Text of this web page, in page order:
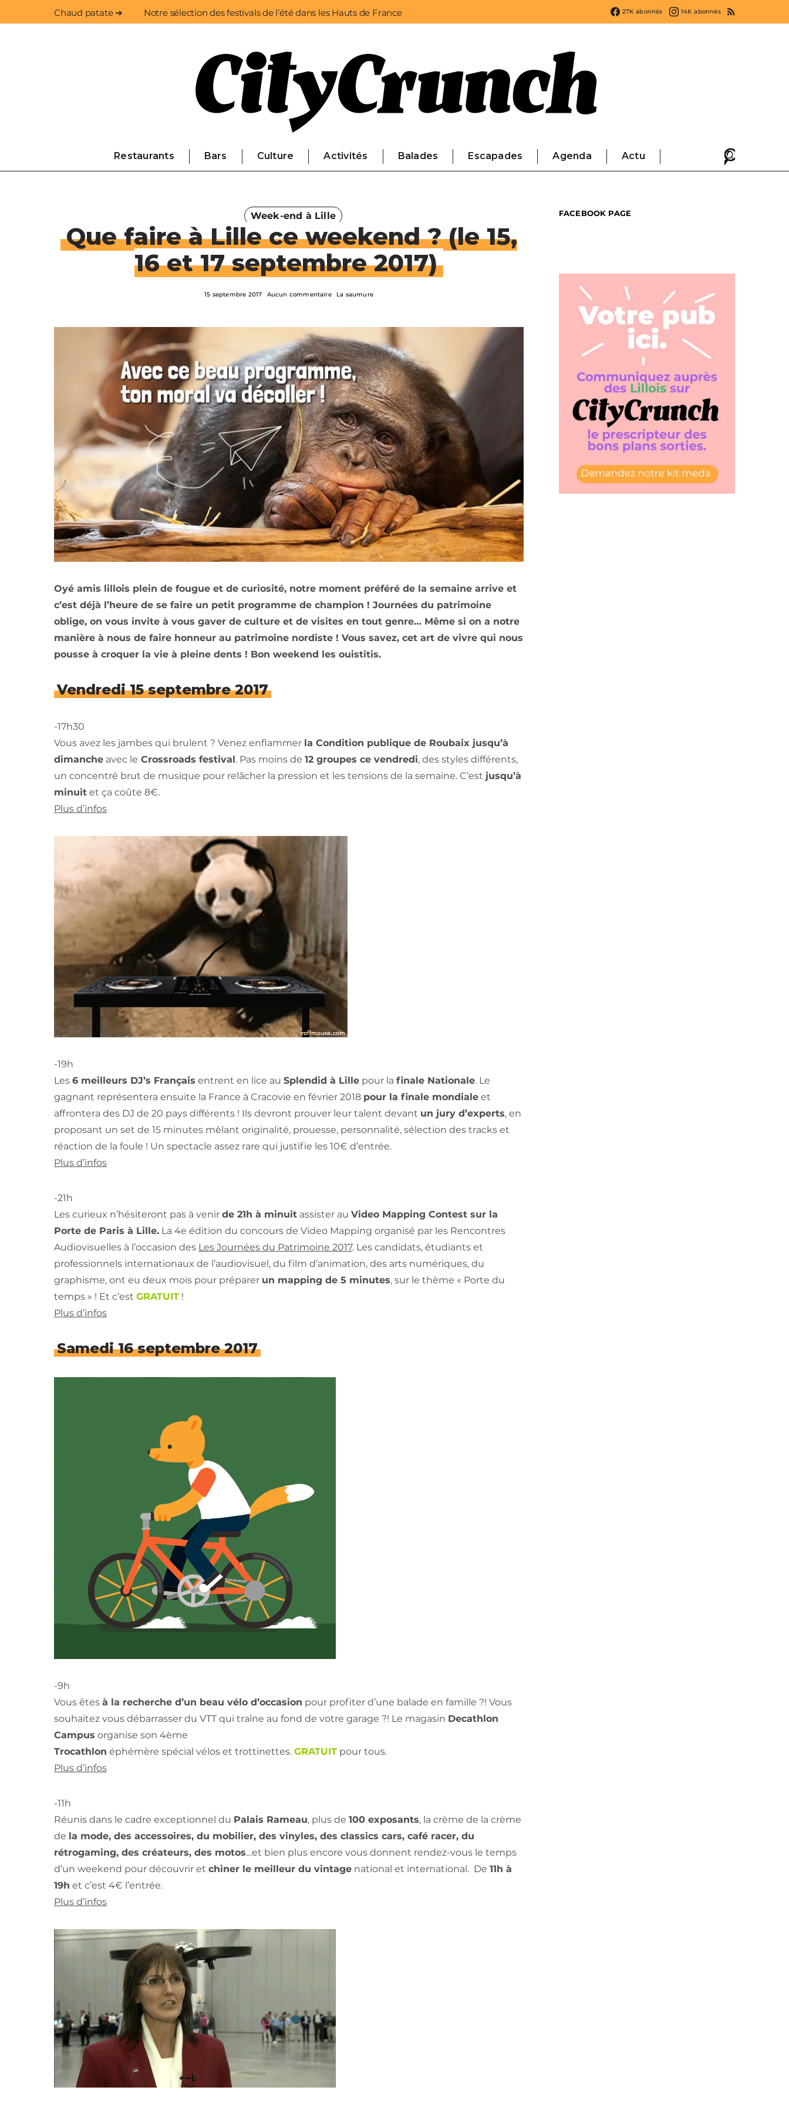
Chaud patate ➔ Notre sélection des festivals de l’été dans les Hauts de France 27K abonnés 14K abonnés
Restaurants Bars Culture Activités Balades Escapades Agenda Actu
Week-end à Lille
Que faire à Lille ce weekend ? (le 15,
16 et 17 septembre 2017)
15 septembre 2017 Aucun commentaire La saumure
Oyé amis lillois plein de fougue et de curiosité, notre moment préféré de la semaine arrive et
c’est déjà l’heure de se faire un petit programme de champion ! Journées du patrimoine
oblige, on vous invite à vous gaver de culture et de visites en tout genre… Même si on a notre
manière à nous de faire honneur au patrimoine nordiste ! Vous savez, cet art de vivre qui nous
pousse à croquer la vie à pleine dents ! Bon weekend les ouistitis.
Vendredi 15 septembre 2017
-17h30
Vous avez les jambes qui brulent ? Venez enflammer la Condition publique de Roubaix jusqu’à
dimanche avec le Crossroads festival. Pas moins de 12 groupes ce vendredi, des styles différents,
un concentré brut de musique pour relâcher la pression et les tensions de la semaine. C’est jusqu’à
minuit et ça coûte 8€.
Plus d’infos
-19h
Les 6 meilleurs DJ’s Français entrent en lice au Splendid à Lille pour la finale Nationale. Le
gagnant représentera ensuite la France à Cracovie en février 2018 pour la finale mondiale et
affrontera des DJ de 20 pays différents ! Ils devront prouver leur talent devant un jury d’experts, en
proposant un set de 15 minutes mêlant originalité, prouesse, personnalité, sélection des tracks et
réaction de la foule ! Un spectacle assez rare qui justifie les 10€ d’entrée.
Plus d’infos
-21h
Les curieux n’hésiteront pas à venir de 21h à minuit assister au Video Mapping Contest sur la
Porte de Paris à Lille. La 4e édition du concours de Video Mapping organisé par les Rencontres
Audiovisuelles à l’occasion des Les Journées du Patrimoine 2017. Les candidats, étudiants et
professionnels internationaux de l’audiovisuel, du film d’animation, des arts numériques, du
graphisme, ont eu deux mois pour préparer un mapping de 5 minutes, sur le thème « Porte du
temps » ! Et c’est GRATUIT !
Plus d’infos
Samedi 16 septembre 2017
-9h
Vous êtes à la recherche d’un beau vélo d’occasion pour profiter d’une balade en famille ?! Vous
souhaitez vous débarrasser du VTT qui traîne au fond de votre garage ?! Le magasin Decathlon
Campus organise son 4ème
Trocathlon éphémère spécial vélos et trottinettes. GRATUIT pour tous.
Plus d’infos
-11h
Réunis dans le cadre exceptionnel du Palais Rameau, plus de 100 exposants, la crème de la crème
de la mode, des accessoires, du mobilier, des vinyles, des classics cars, café racer, du
rétrogaming, des créateurs, des motos…et bien plus encore vous donnent rendez-vous le temps
d’un weekend pour découvrir et chiner le meilleur du vintage national et international. De 11h à
19h et c’est 4€ l’entrée.
Plus d’infos
FACEBOOK PAGE